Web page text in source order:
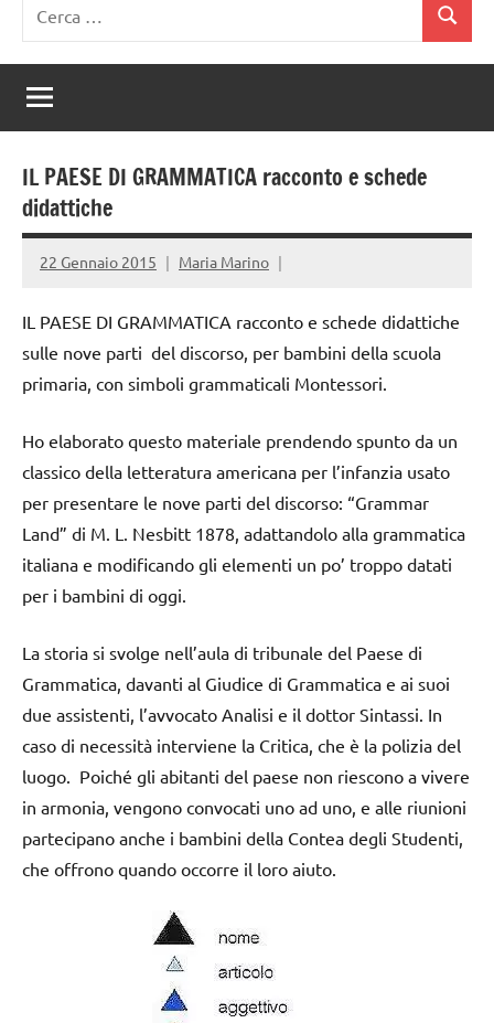
per:
Cerca
IL PAESE DI GRAMMATICA racconto e schede
didattiche
22 Gennaio 2015 Maria Marino
IL PAESE DI GRAMMATICA racconto e schede didattiche
sulle nove parti del discorso, per bambini della scuola
primaria, con simboli grammaticali Montessori.
Ho elaborato questo materiale prendendo spunto da un
classico della letteratura americana per l’infanzia usato
per presentare le nove parti del discorso: “Grammar
Land” di M. L. Nesbitt 1878, adattandolo alla grammatica
italiana e modificando gli elementi un po’ troppo datati
per i bambini di oggi.
La storia si svolge nell’aula di tribunale del Paese di
Grammatica, davanti al Giudice di Grammatica e ai suoi
due assistenti, l’avvocato Analisi e il dottor Sintassi. In
caso di necessità interviene la Critica, che è la polizia del
luogo. Poiché gli abitanti del paese non riescono a vivere
in armonia, vengono convocati uno ad uno, e alle riunioni
partecipano anche i bambini della Contea degli Studenti,
che offrono quando occorre il loro aiuto.